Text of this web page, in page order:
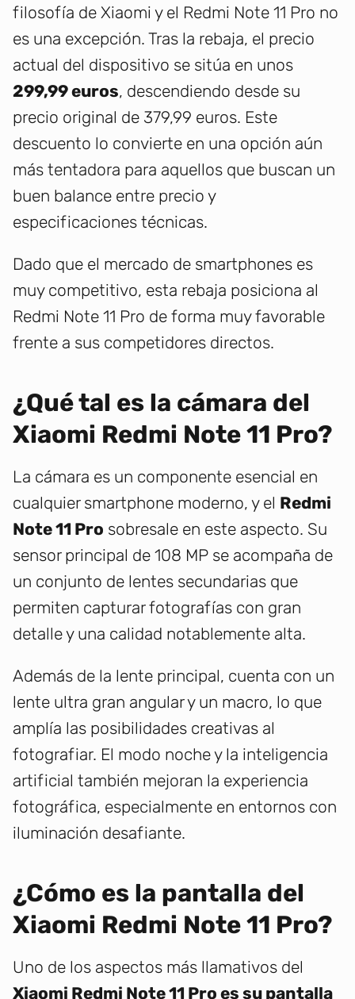
filosofía de Xiaomi y el Redmi Note 11 Pro no
es una excepción. Tras la rebaja, el precio
actual del dispositivo se sitúa en unos
299,99 euros, descendiendo desde su
precio original de 379,99 euros. Este
descuento lo convierte en una opción aún
más tentadora para aquellos que buscan un
buen balance entre precio y
especificaciones técnicas.
Dado que el mercado de smartphones es
muy competitivo, esta rebaja posiciona al
Redmi Note 11 Pro de forma muy favorable
frente a sus competidores directos.
¿Qué tal es la cámara del
Xiaomi Redmi Note 11 Pro?
La cámara es un componente esencial en
cualquier smartphone moderno, y el Redmi
Note 11 Pro sobresale en este aspecto. Su
sensor principal de 108 MP se acompaña de
un conjunto de lentes secundarias que
permiten capturar fotografías con gran
detalle y una calidad notablemente alta.
Además de la lente principal, cuenta con un
lente ultra gran angular y un macro, lo que
amplía las posibilidades creativas al
fotografiar. El modo noche y la inteligencia
artificial también mejoran la experiencia
fotográfica, especialmente en entornos con
iluminación desafiante.
¿Cómo es la pantalla del
Xiaomi Redmi Note 11 Pro?
Uno de los aspectos más llamativos del
Xiaomi Redmi Note 11 Pro es su pantalla